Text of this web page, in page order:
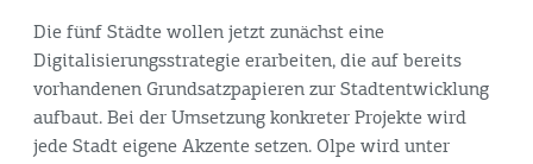
Die fünf Städte wollen jetzt zunächst eine
Digitalisierungsstrategie erarbeiten, die auf bereits
vorhandenen Grundsatzpapieren zur Stadtentwicklung
aufbaut. Bei der Umsetzung konkreter Projekte wird
jede Stadt eigene Akzente setzen. Olpe wird unter